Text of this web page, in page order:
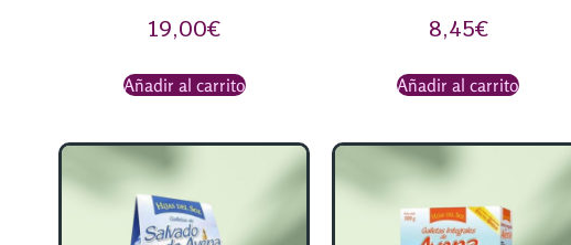
19,00€
Añadir al carrito
8,45€
Añadir al carrito